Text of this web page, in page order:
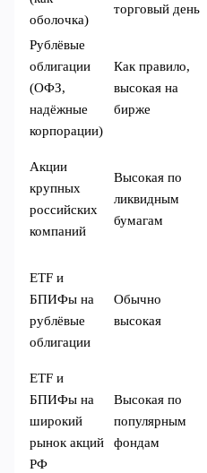
оболочка)
торговый день
Рублёвые
облигации
(ОФЗ,
надёжные
корпорации)
Как правило,
высокая на
бирже
Акции
крупных
российских
компаний
Высокая по
ликвидным
бумагам
ETF и
БПИФы на
рублёвые
облигации
Обычно
высокая
ETF и
БПИФы на
широкий
рынок акций
РФ
Высокая по
популярным
фондам